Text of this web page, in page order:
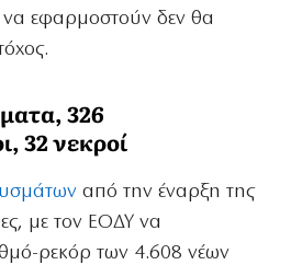
εφαρμοστούν δεν θα
326
32 νεκροί
από την έναρξη της
με τον ΕΟΔΥ να
ρεκόρ των 4.608 νέων